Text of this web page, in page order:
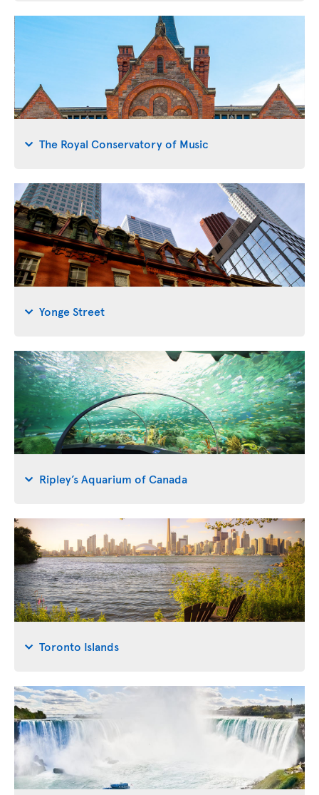
The Royal Conservatory of Music
Yonge Street
Ripley’s Aquarium of Canada
Toronto Islands